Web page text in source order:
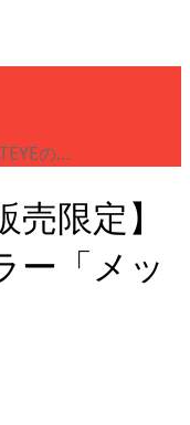
の…
売限定】
ー「メッ